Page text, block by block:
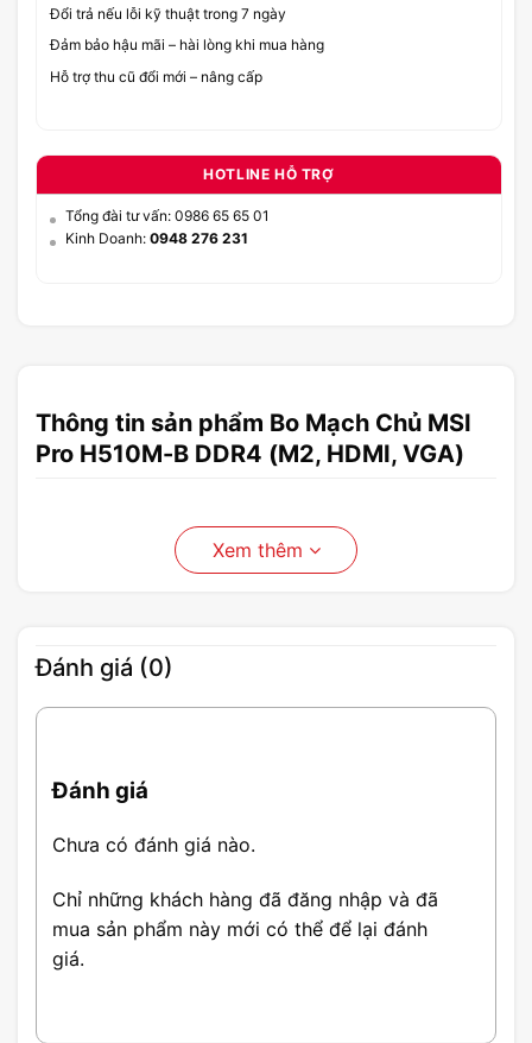
Đổi trả nếu lỗi kỹ thuật trong 7 ngày
Đảm bảo hậu mãi – hài lòng khi mua hàng
Hỗ trợ thu cũ đổi mới – nâng cấp
HOTLINE HỖ TRỢ
Tổng đài tư vấn: 0986 65 65 01
Kinh Doanh: 0948 276 231
Thông tin sản phẩm Bo Mạch Chủ MSI
Pro H510M-B DDR4 (M2, HDMI, VGA)
Xem thêm
Đánh giá (0)
Đánh giá
Chưa có đánh giá nào.
Chỉ những khách hàng đã đăng nhập và đã
mua sản phẩm này mới có thể để lại đánh
giá.